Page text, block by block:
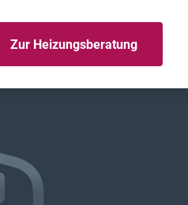
Zur Heizungsberatung